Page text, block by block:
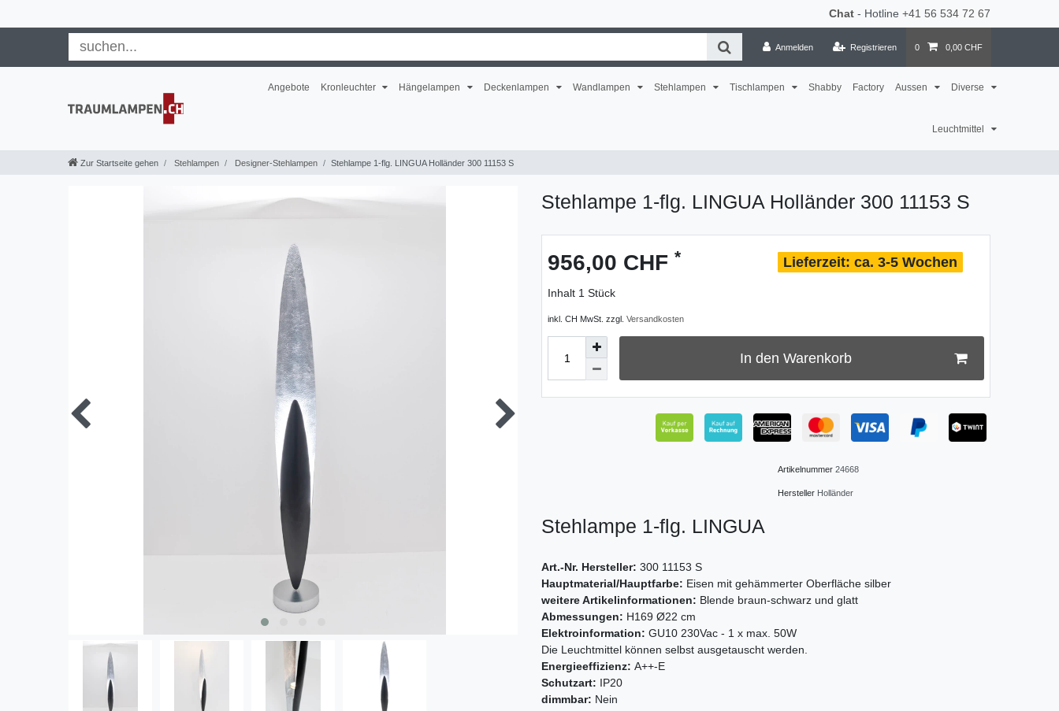
Chat - Hotline +41 56 534 72 67
Anmelden Registrieren 0 0,00 CHF
Angebote Kronleuchter Hängelampen Deckenlampen Wandlampen Stehlampen Tischlampen Shabby Factory Aussen Diverse
Leuchtmittel
Zur Startseite gehen Stehlampen Designer-Stehlampen Stehlampe 1-flg. LINGUA Holländer 300 11153 S
Stehlampe 1-flg. LINGUA Holländer 300 11153 S
956,00 CHF *
Inhalt 1 Stück
ca. 3-5 Wochen
inkl. CH MwSt. zzgl. Versandkosten
In den Warenkorb
Artikelnummer 24668
Hersteller Holländer
Stehlampe 1-flg. LINGUA
Art.-Nr. Hersteller: 300 11153 S
Hauptmaterial/Hauptfarbe: Eisen mit gehämmerter Oberfläche silber
weitere Artikelinformationen: Blende braun-schwarz und glatt
Abmessungen: H169 Ø22 cm
Elektroinformation: GU10 230Vac - 1 x max. 50W
Die Leuchtmittel können selbst ausgetauscht werden.
Energieeffizienz: A++-E
Schutzart: IP20
dimmbar: Nein